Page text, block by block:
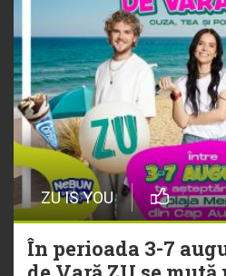
ZU IS YOU
În perioada 3-7